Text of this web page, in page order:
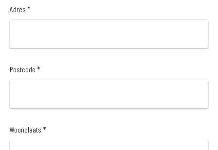
Adres *
Postcode *
Woonplaats *